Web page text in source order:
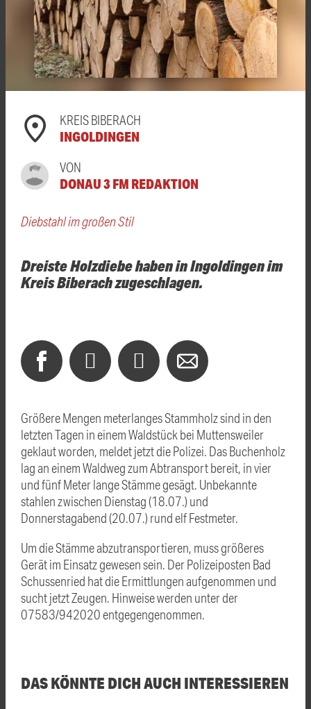
KREIS BIBERACH
INGOLDINGEN
VON
DONAU 3 FM REDAKTION
Diebstahl im großen Stil
Dreiste Holzdiebe haben in Ingoldingen im
Kreis Biberach zugeschlagen.
Größere Mengen meterlanges Stammholz sind in den
letzten Tagen in einem Waldstück bei Muttensweiler
geklaut worden, meldet jetzt die Polizei. Das Buchenholz
lag an einem Waldweg zum Abtransport bereit, in vier
und fünf Meter lange Stämme gesägt. Unbekannte
stahlen zwischen Dienstag (18.07.) und
Donnerstagabend (20.07.) rund elf Festmeter.
Um die Stämme abzutransportieren, muss größeres
Gerät im Einsatz gewesen sein. Der Polizeiposten Bad
Schussenried hat die Ermittlungen aufgenommen und
sucht jetzt Zeugen. Hinweise werden unter der
07583/942020 entgegengenommen.
DAS KÖNNTE DICH AUCH INTERESSIEREN